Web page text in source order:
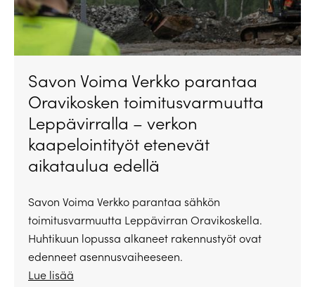
Savon Voima Verkko parantaa
Oravikosken toimitusvarmuutta
Leppävirralla – verkon
kaapelointityöt etenevät
aikataulua edellä
Savon Voima Verkko parantaa sähkön
toimitusvarmuutta Leppävirran Oravikoskella.
Huhtikuun lopussa alkaneet rakennustyöt ovat
edenneet asennusvaiheeseen.
Lue lisää